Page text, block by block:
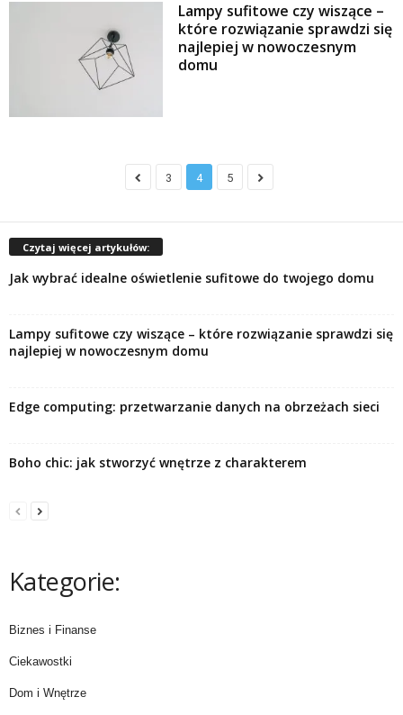
Lampy sufitowe czy wiszące –
które rozwiązanie sprawdzi się
najlepiej w nowoczesnym
domu
3 4 5
Czytaj więcej artykułów:
Jak wybrać idealne oświetlenie sufitowe do twojego domu
Lampy sufitowe czy wiszące – które rozwiązanie sprawdzi się
najlepiej w nowoczesnym domu
Edge computing: przetwarzanie danych na obrzeżach sieci
Boho chic: jak stworzyć wnętrze z charakterem
Kategorie:
Biznes i Finanse
Ciekawostki
Dom i Wnętrze